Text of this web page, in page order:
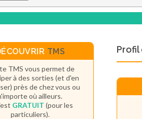
Profil
TMS
TMS vous permet de
à des sorties (et d'en
près de chez vous ou
où ailleurs.
GRATUIT (pour les
particuliers).